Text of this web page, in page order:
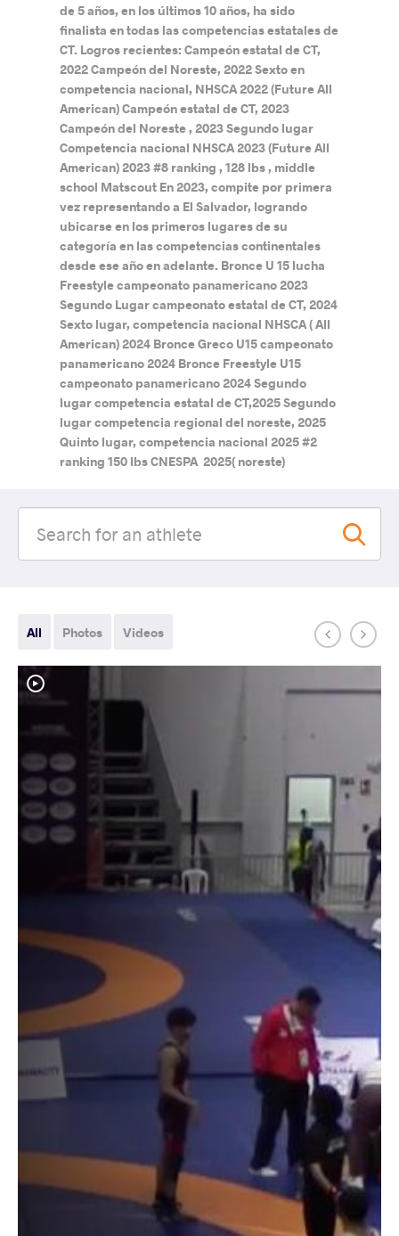
de 5 años, en los últimos 10 años, ha sido
finalista en todas las competencias estatales de
CT. Logros recientes: Campeón estatal de CT,
2022 Campeón del Noreste, 2022 Sexto en
competencia nacional, NHSCA 2022 (Future All
American) Campeón estatal de CT, 2023
Campeón del Noreste , 2023 Segundo lugar
Competencia nacional NHSCA 2023 (Future All
American) 2023 #8 ranking , 128 lbs , middle
school Matscout En 2023, compite por primera
vez representando a El Salvador, logrando
ubicarse en los primeros lugares de su
categoría en las competencias continentales
desde ese año en adelante. Bronce U 15 lucha
Freestyle campeonato panamericano 2023
Segundo Lugar campeonato estatal de CT, 2024
Sexto lugar, competencia nacional NHSCA ( All
American) 2024 Bronce Greco U15 campeonato
panamericano 2024 Bronce Freestyle U15
campeonato panamericano 2024 Segundo
lugar competencia estatal de CT,2025 Segundo
lugar competencia regional del noreste, 2025
Quinto lugar, competencia nacional 2025 #2
ranking 150 lbs CNESPA 2025( noreste)
All Photos Videos